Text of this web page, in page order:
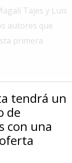
Tajes y Luis
autores que
primera
tendrá un
de
con una